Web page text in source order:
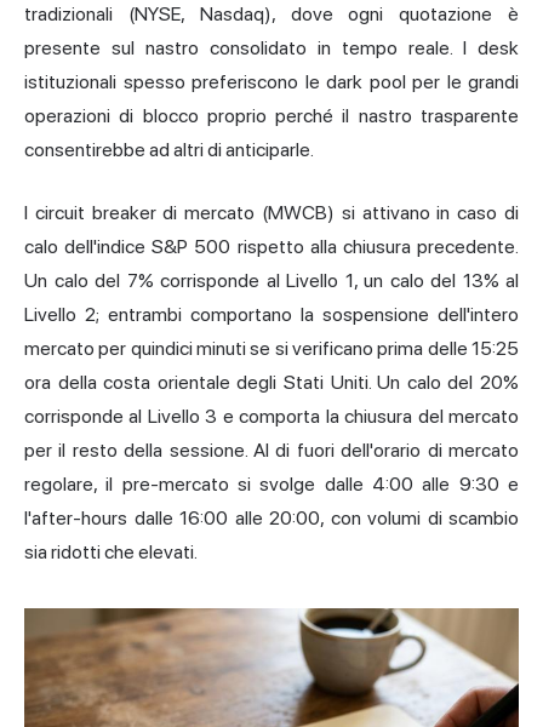
tradizionali (NYSE, Nasdaq), dove ogni quotazione è
presente sul nastro consolidato in tempo reale. I desk
istituzionali spesso preferiscono le dark pool per le grandi
operazioni di blocco proprio perché il nastro trasparente
consentirebbe ad altri di anticiparle.
I circuit breaker di mercato (MWCB) si attivano in caso di
calo dell'indice S&P 500 rispetto alla chiusura precedente.
Un calo del 7% corrisponde al Livello 1, un calo del 13% al
Livello 2; entrambi comportano la sospensione dell'intero
mercato per quindici minuti se si verificano prima delle 15:25
ora della costa orientale degli Stati Uniti. Un calo del 20%
corrisponde al Livello 3 e comporta la chiusura del mercato
per il resto della sessione. Al di fuori dell'orario di mercato
regolare, il pre-mercato si svolge dalle 4:00 alle 9:30 e
l'after-hours dalle 16:00 alle 20:00, con volumi di scambio
sia ridotti che elevati.